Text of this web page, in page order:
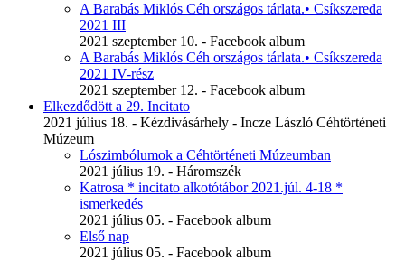
A Barabás Miklós Céh országos tárlata.• Csíkszereda
2021 III
2021 szeptember 10. - Facebook album
A Barabás Miklós Céh országos tárlata.• Csíkszereda
2021 IV-rész
2021 szeptember 12. - Facebook album
Elkezdődött a 29. Incitato
2021 július 18. - Kézdivásárhely - Incze László Céhtörténeti
Múzeum
Lószimbólumok a Céhtörténeti Múzeumban
2021 július 19. - Háromszék
Katrosa * incitato alkotótábor 2021.júl. 4-18 *
ismerkedés
2021 július 05. - Facebook album
Első nap
2021 július 05. - Facebook album